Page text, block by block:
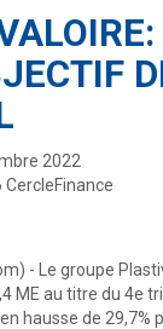
2022
- Le groupe
ME au titre du 4e
hausse de 29,7%